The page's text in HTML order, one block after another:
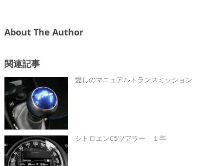
About The Author
関連記事
愛しのマニュアルトランスミッション
シトロエンC5ツアラー １年